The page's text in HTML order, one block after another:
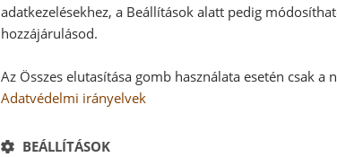
adatkezelésekhez, a Beállítások alatt pedig
hozzájárulásod.
Az Összes elutasítása gomb használata esetén csak
Adatvédelmi irányelvek
BEÁLLÍTÁSOK